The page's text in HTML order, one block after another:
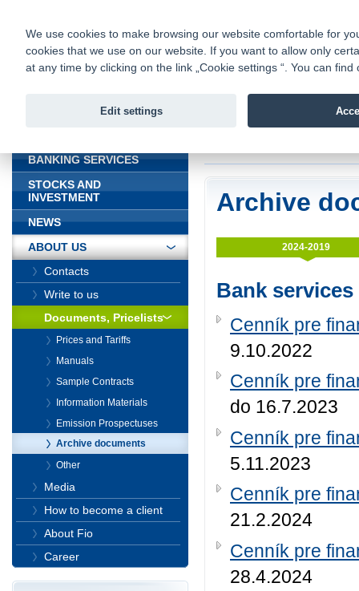
Fio bank
Fio banka
Archive
2024-2019
Bank services
Cenník pre
9.10.2022
Cenník pre
do 16.7.2023
Cenník pre
5.11.2023
Cenník pre
21.2.2024
Cenník pre
28.4.2024
BANKING SERVICES
STOCKS AND
INVESTMENT
NEWS
ABOUT US
Contacts
Write to us
Documents, Pricelists
Prices and Tariffs
Manuals
Sample Contracts
Information Materials
Emission Prospectuses
Archive documents
Other
Media
How to become a client
About Fio
Career
We use cookies to make browsing our website comfortable for
cookies that we use on our website. If you want to allow only
at any time by clicking on the link „Cookie settings “. You can
Edit settings